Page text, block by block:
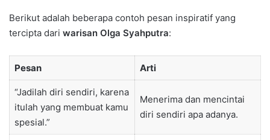
Berikut adalah beberapa contoh pesan inspiratif yang
tercipta dari warisan Olga Syahputra:
Pesan Arti
“Jadilah diri sendiri, karena
itulah yang membuat kamu
spesial.”
Menerima dan mencintai
diri sendiri apa adanya.